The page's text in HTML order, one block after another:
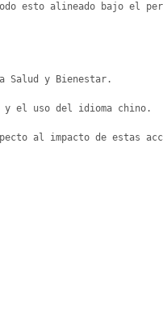
esto alineado bajo el
Salud y Bienestar.
el uso del idioma chino.
al impacto de estas